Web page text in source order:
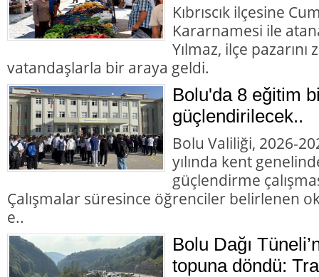
Kıbrıscık ilçesine
Kararnamesi ile
Yılmaz, ilçe
vatandaşlarla bir araya geldi.
Bolu'da 8 eğitim
güçlendirilecek..
Bolu Valiliği, 2026-
yılında kent
güçlendirme
Çalışmalar süresince öğrenciler belirlenen
e..
Bolu Dağı
topuna döndü: